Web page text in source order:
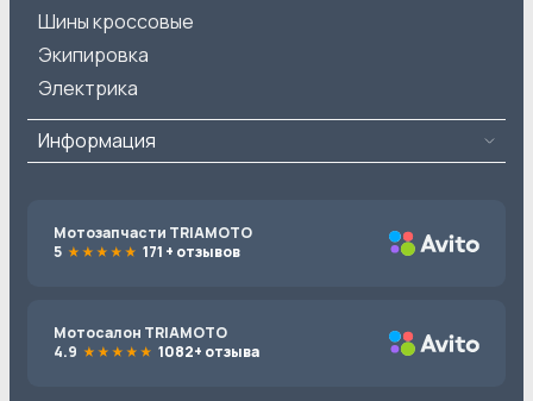
Шины кроссовые
Экипировка
Электрика
Информация
Мотозапчасти TRIAMOTO
5
171 + отзывов
Мотосалон TRIAMOTO
4.9
1082+ отзыва